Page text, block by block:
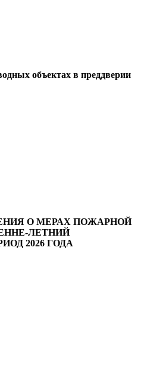
объектах в преддверии
О МЕРАХ ПОЖАРНОЙ
ЛЕТНИЙ
2026 ГОДА